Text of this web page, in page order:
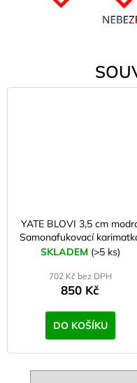
YATE BLOVI 3,5 cm
Samonafukovací
SKLADEM (>5 ks)
702 Kč bez DPH
850 Kč
DO KOŠÍKU